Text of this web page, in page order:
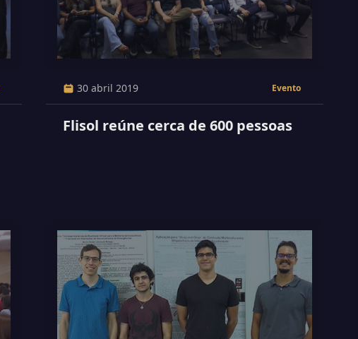
30 abril 2019 Evento
Flisol reúne cerca de 600 pessoas